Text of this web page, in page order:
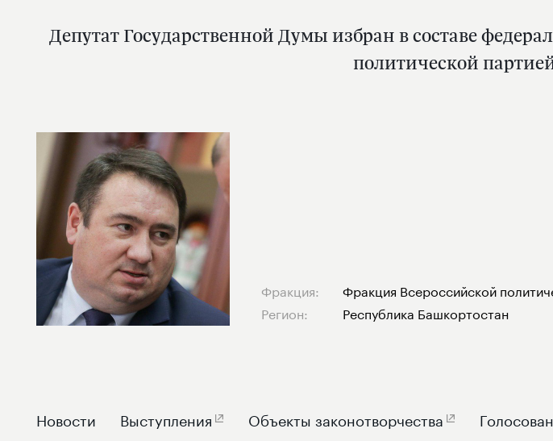
Депутат Государственной Думы избран в составе
политической
Фракция:
Фракция Всероссийской
Регион:
Республика Башкортостан
Новости Выступления Объекты законотворчества